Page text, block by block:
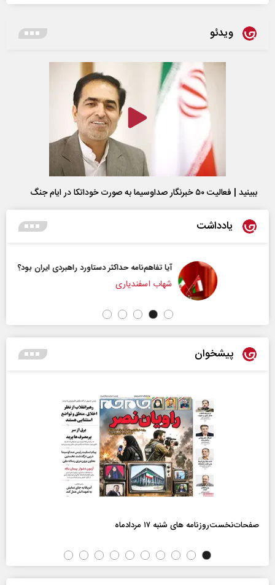
ویدئو
ببینید | فعالیت ۵۰ خبرنگار صداوسیما به صورت خوداتکا در ایام جنگ
یادداشت
آیا تفاهم‌نامه حداکثر دستاورد راهبردی ایران بود؟
شهاب اسفندیاری
پیشخوان
صفحات‌نخست‌روزنامه ها‌ی شنبه ۱۷ مردادماه